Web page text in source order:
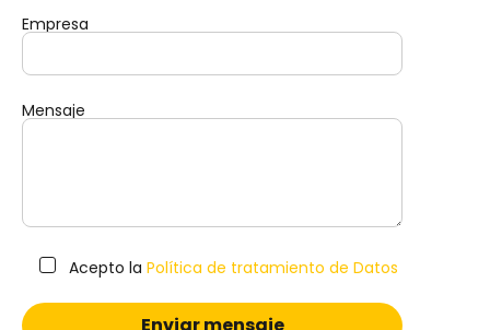
Empresa
Mensaje
Acepto la Política de tratamiento de Datos